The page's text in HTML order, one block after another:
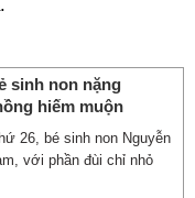
sinh non nặng
hiếm muộn
26, bé sinh non Nguyễn
với phần đùi chỉ nhỏ